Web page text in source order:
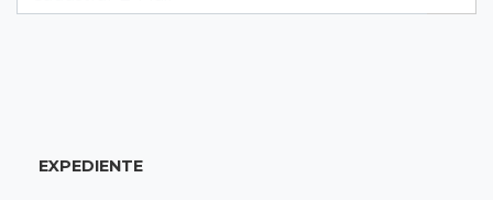
15:28Curso de Linguagens
EXPEDIENTE